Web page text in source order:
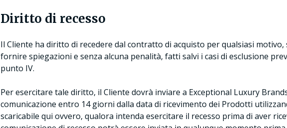
Diritto di recesso
Il Cliente ha diritto di recedere dal contratto di acquisto per qualsiasi motivo,
fornire spiegazioni e senza alcuna penalità, fatti salvi i casi di esclusione
punto IV.
Per esercitare tale diritto, il Cliente dovrà inviare a Exceptional Luxury
comunicazione entro 14 giorni dalla data di ricevimento dei Prodotti
scaricabile qui ovvero, qualora intenda esercitare il recesso prima di aver